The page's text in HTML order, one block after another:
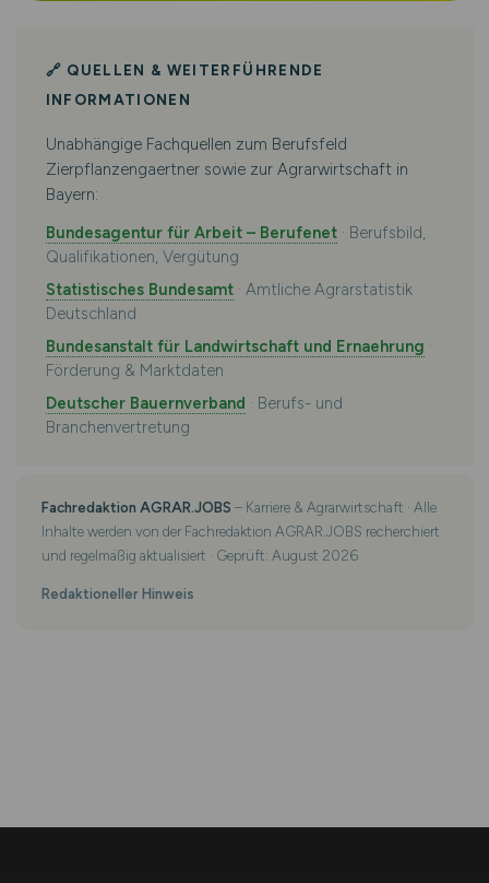
🔗 QUELLEN & WEITERFÜHRENDE
INFORMATIONEN
Unabhängige Fachquellen zum Berufsfeld
Zierpflanzengaertner sowie zur Agrarwirtschaft in
Bayern:
Bundesagentur für Arbeit – Berufenet· Berufsbild,
Qualifikationen, Vergütung
Statistisches Bundesamt· Amtliche Agrarstatistik
Deutschland
Bundesanstalt für Landwirtschaft und Ernaehrung ·
Förderung & Marktdaten
Deutscher Bauernverband · Berufs- und
Branchenvertretung
Fachredaktion AGRAR.JOBS – Karriere & Agrarwirtschaft · Alle
Inhalte werden von der Fachredaktion AGRAR.JOBS recherchiert
und regelmäßig aktualisiert · Geprüft: August 2026
Redaktioneller Hinweis